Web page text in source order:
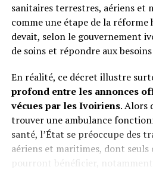
: celle d’avoir ouvert la boîte de
des raisons où l’intérêt général
calculs personnels.
Le Sahel paie aujourd’hui le prix
la sincérité humanitaire
discutable. Et si la justice
Sarkozy, c’est bien la mémoire
stratégie française en Libye : un
dont l’Afrique ne s’est toujours
sanitaires terrestres, aériens et
comme une étape de la
devait, selon le gouvernement
de soins et répondre aux
En réalité, ce décret illustre
profond entre les annonces
vécues par les Ivoiriens. Alors
trouver une ambulance
santé, l’État se préoccupe des
aériens et maritimes, dont seuls
pourront bénéficier, notamment